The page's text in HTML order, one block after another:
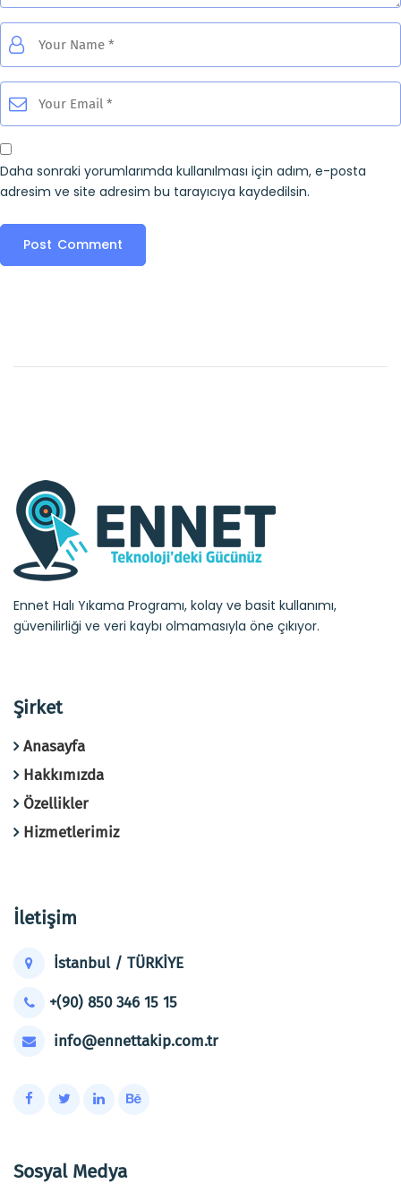
Daha sonraki yorumlarımda kullanılması için adım, e-posta
adresim ve site adresim bu tarayıcıya kaydedilsin.
Ennet Halı Yıkama Programı, kolay ve basit kullanımı,
güvenilirliği ve veri kaybı olmamasıyla öne çıkıyor.
Şirket
Anasayfa
Hakkımızda
Özellikler
Hizmetlerimiz
İletişim
İstanbul / TÜRKİYE
+(90) 850 346 15 15
info@ennettakip.com.tr
Sosyal Medya